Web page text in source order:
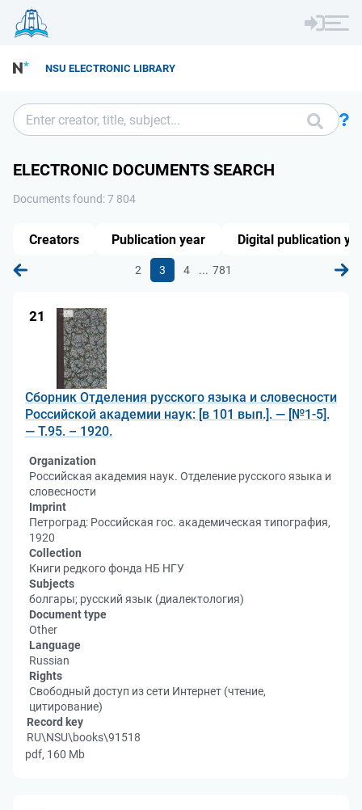
NSU ELECTRONIC LIBRARY
ELECTRONIC DOCUMENTS SEARCH
Documents found: 7 804
2 3 4 ... 781
21
Сборник Отделения русского языка и словесности
Российской академии наук: [в 101 вып.]. — [№1-5].
— Т.95. – 1920.
Organization
Российская академия наук. Отделение русского языка и
словесности
Imprint
Петроград: Российская гос. академическая типография,
1920
Collection
Книги редкого фонда НБ НГУ
Subjects
болгары; русский язык (диалектология)
Document type
Other
Language
Russian
Rights
Свободный доступ из сети Интернет (чтение,
цитирование)
Record key
RU\NSU\books\91518
pdf, 160 Mb
Creators Publication year Digital publication